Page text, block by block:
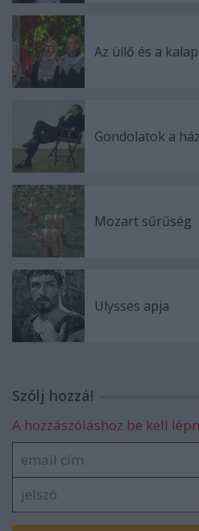
Az üllő és a
Gondolatok a
Mozart sűrűség
Ulysses apja
Szólj hozzá!
A hozzászóláshoz be kell